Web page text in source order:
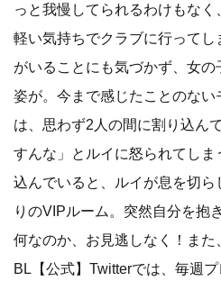
っと我慢してられるわけもな
軽い気持ちでクラブに行って
がいることにも気づかず、女
姿が。今まで感じたことのな
は、思わず2人の間に割り込ん
すんな」とルイに怒られてし
込んでいると、ルイが息を切
りのVIPルーム。突然自分を抱
何なのか、お見逃しなく！​また
BL【公式】Twitterでは、毎週